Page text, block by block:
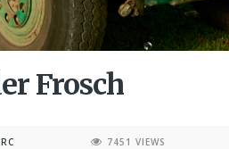
Frosch
7451 VIEWS